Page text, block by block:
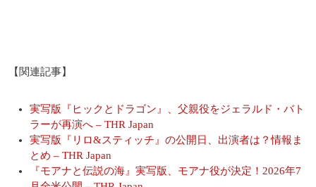
【関連記事】
実写版『ヒックとドラゴン』、父親役をジェラルド・バト
ラーが再演へ – THR Japan
実写版『リロ&スティッチ』の公開日、出演者は？情報ま
とめ – THR Japan
『モアナと伝説の海』実写版、モアナ役が決定！2026年7